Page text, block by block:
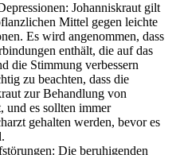
Johanniskraut gilt
Mittel gegen leichte
Es wird angenommen, dass
enthält, die auf das
die Stimmung verbessern
zu beachten, dass die
zur Behandlung von
und es sollten immer
gehalten werden, bevor es
Die beruhigenden